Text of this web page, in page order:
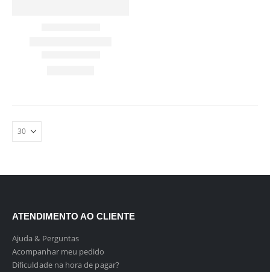
ATENDIMENTO AO CLIENTE
Ajuda & Perguntas
Acompanhar meu pedido
Dificuldade na hora de pagar?